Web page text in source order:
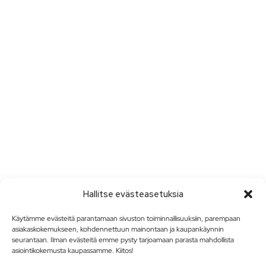
Hallitse evästeasetuksia
Käytämme evästeitä parantamaan sivuston toiminnallisuuksiin, parempaan
asiakaskokemukseen, kohdennettuun mainontaan ja kaupankäynnin
seurantaan. Ilman evästeitä emme pysty tarjoamaan parasta mahdollista
asiointikokemusta kaupassamme. Kiitos!